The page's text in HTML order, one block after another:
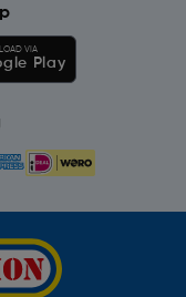
VIA
Play